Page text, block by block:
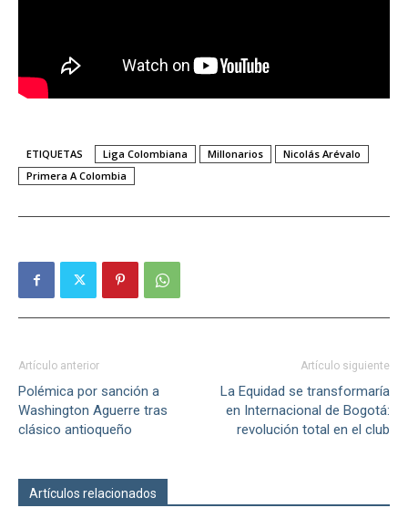
ETIQUETAS Liga Colombiana Millonarios
Nicolás Arévalo
Primera A Colombia
Artículo anterior
Polémica por sanción a
Washington Aguerre tras
clásico antioqueño
Artículo siguiente
La Equidad se transformaría
en Internacional de Bogotá:
revolución total en el club
Artículos relacionados